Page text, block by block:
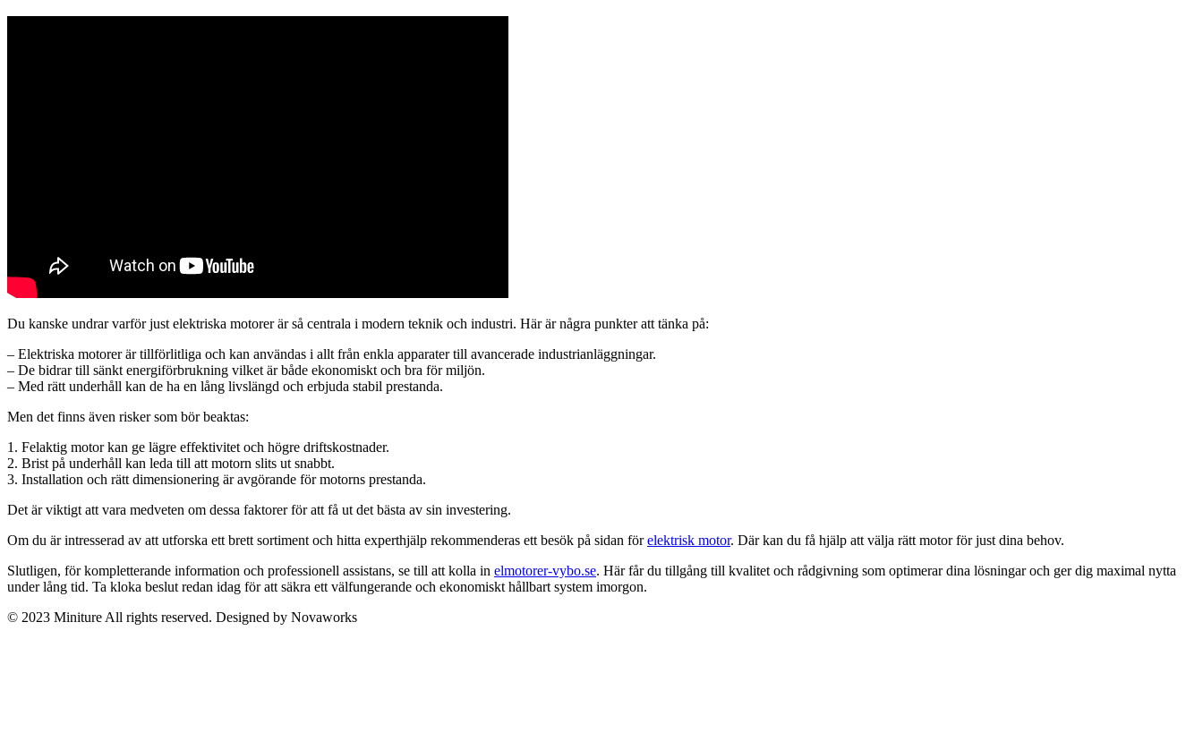
Du kanske undrar varför just elektriska motorer är så centrala i modern teknik och industri. Här är några punkter att tänka på:
– Elektriska motorer är tillförlitliga och kan användas i allt från enkla apparater till avancerade industrianläggningar.
– De bidrar till sänkt energiförbrukning vilket är både ekonomiskt och bra för miljön.
– Med rätt underhåll kan de ha en lång livslängd och erbjuda stabil prestanda.
Men det finns även risker som bör beaktas:
1. Felaktig motor kan ge lägre effektivitet och högre driftskostnader.
2. Brist på underhåll kan leda till att motorn slits ut snabbt.
3. Installation och rätt dimensionering är avgörande för motorns prestanda.
Det är viktigt att vara medveten om dessa faktorer för att få ut det bästa av sin investering.
Om du är intresserad av att utforska ett brett sortiment och hitta experthjälp rekommenderas ett besök på sidan förelektrisk motor. Där kan du få hjälp att välja rätt motor för just dina behov.
Slutligen, för kompletterande information och professionell assistans, se till att kolla in elmotorer-vybo.se. Här får du tillgång till kvalitet och rådgivning som optimerar dina lösningar och ger dig maximal nytta
under lång tid. Ta kloka beslut redan idag för att säkra ett välfungerande och ekonomiskt hållbart system imorgon.
© 2023 Miniture All rights reserved. Designed by Novaworks